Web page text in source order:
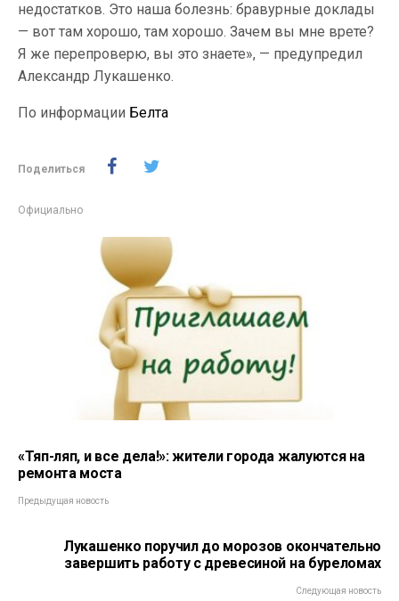
недостатков. Это наша болезнь: бравурные доклады
— вот там хорошо, там хорошо. Зачем вы мне врете?
Я же перепроверю, вы это знаете», — предупредил
Александр Лукашенко.
По информации Белта
Поделиться
Официально
«Тяп-ляп, и все дела!»: жители города жалуются на
ремонта моста
Предыдущая новость
Лукашенко поручил до морозов окончательно
завершить работу с древесиной на буреломах
Следующая новость